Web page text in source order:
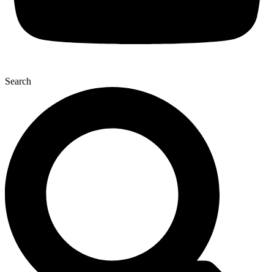
Search